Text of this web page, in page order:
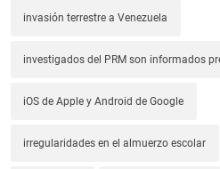
invasión terrestre a Venezuela
investigados del PRM son informados
iOS de Apple y Android de Google
irregularidades en el almuerzo escolar